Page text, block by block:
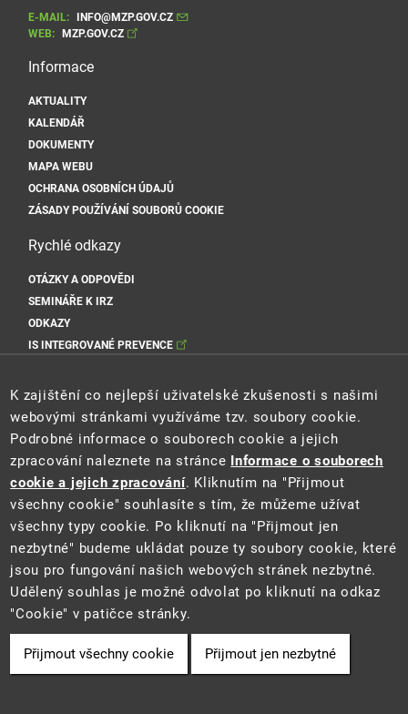
E-MAIL:
INFO@MZP.GOV.CZ
WEB:
MZP.GOV.CZ
Informace
AKTUALITY
KALENDÁŘ
DOKUMENTY
MAPA WEBU
OCHRANA OSOBNÍCH ÚDAJŮ
ZÁSADY POUŽÍVÁNÍ SOUBORŮ COOKIE
Rychlé odkazy
OTÁZKY A ODPOVĚDI
SEMINÁŘE K IRZ
ODKAZY
IS INTEGROVANÉ PREVENCE
Sociální sítě Cenia
2021 © Ministerstvo životního prostředí
Cookie
K zajištění co nejlepší uživatelské zkušenosti s našimi
webovými stránkami využíváme tzv. soubory cookie.
Podrobné informace o souborech cookie a jejich
zpracování naleznete na stránce Informace o souborech
cookie a jejich zpracování. Kliknutím na "Přijmout
všechny cookie" souhlasíte s tím, že můžeme užívat
všechny typy cookie. Po kliknutí na "Přijmout jen
nezbytné" budeme ukládat pouze ty soubory cookie, které
jsou pro fungování našich webových stránek nezbytné.
Udělený souhlas je možné odvolat po kliknutí na odkaz
"Cookie" v patičce stránky.
Přijmout všechny cookie Přijmout jen nezbytné